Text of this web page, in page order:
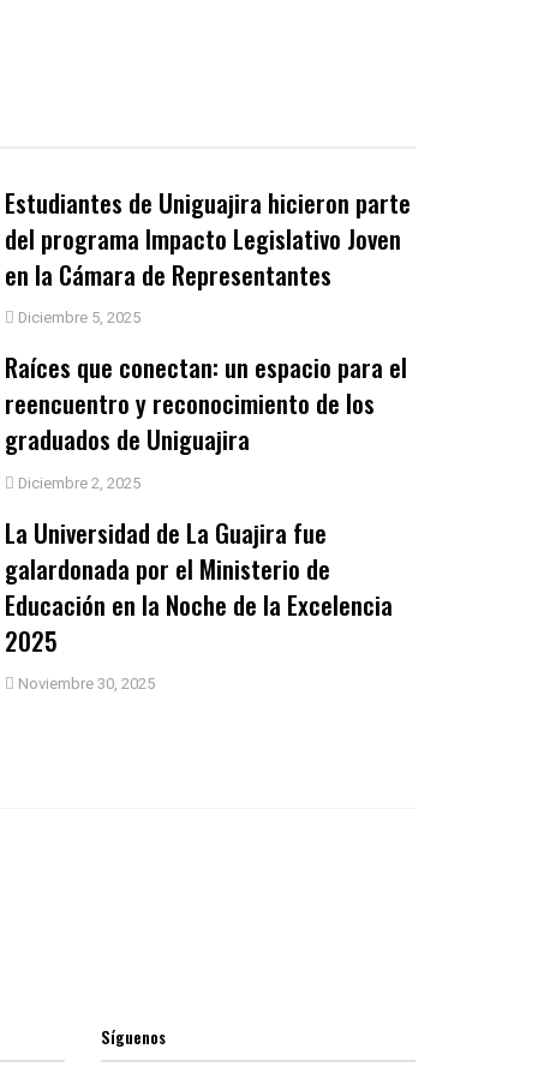
Estudiantes de Uniguajira hicieron parte
del programa Impacto Legislativo Joven
en la Cámara de Representantes
Diciembre 5, 2025
Raíces que conectan: un espacio para el
reencuentro y reconocimiento de los
graduados de Uniguajira
Diciembre 2, 2025
La Universidad de La Guajira fue
galardonada por el Ministerio de
Educación en la Noche de la Excelencia
2025
Noviembre 30, 2025
Síguenos